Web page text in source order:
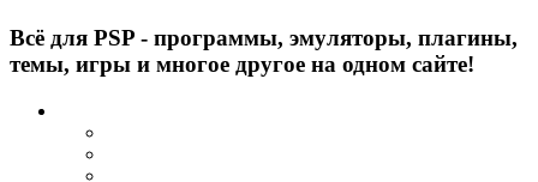
Всё для PSP - программы, эмуляторы, плагины,
темы, игры и многое другое на одном сайте!